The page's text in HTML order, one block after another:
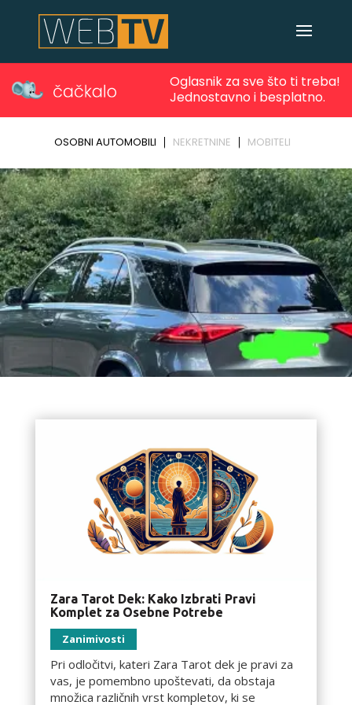
Zara Tarot Dek: Kako Izbrati Pravi
Komplet za Osebne Potrebe
Zanimivosti
Pri odločitvi, kateri Zara Tarot dek je pravi za
vas, je pomembno upoštevati, da obstaja
množica različnih vrst kompletov, ki se